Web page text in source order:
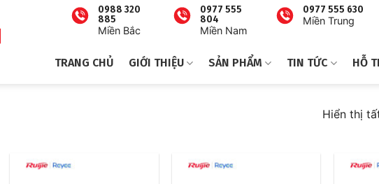
0988 320
885
Miền Bắc
0977 555
804
Miền Nam
0977 555 630
Miền Trung
TRANG CHỦ GIỚI THIỆU SẢN PHẨM TIN TỨC HỖ
Hiển thị